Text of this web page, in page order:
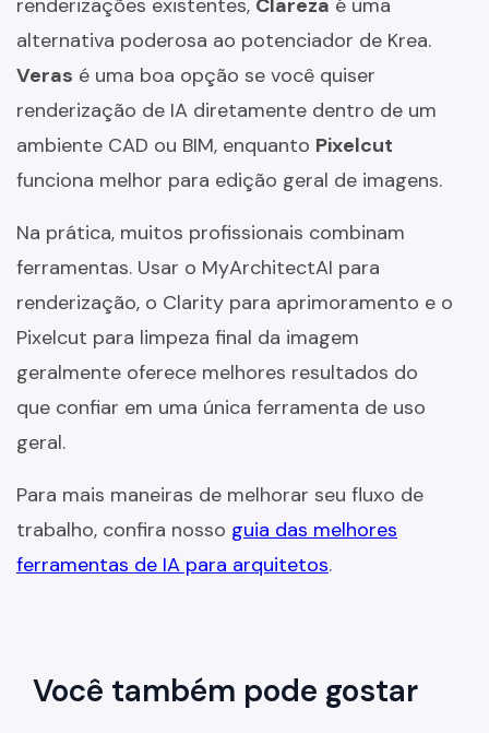
alternativa poderosa ao potenciador de Krea.
Veras é uma boa opção se você quiser
renderização de IA diretamente dentro de um
ambiente CAD ou BIM, enquanto Pixelcut
funciona melhor para edição geral de imagens.
Na prática, muitos profissionais combinam
ferramentas. Usar o MyArchitectAI para
renderização, o Clarity para aprimoramento e o
Pixelcut para limpeza final da imagem
geralmente oferece melhores resultados do
que confiar em uma única ferramenta de uso
geral.
Para mais maneiras de melhorar seu fluxo de
trabalho, confira nosso guia das melhores
ferramentas de IA para arquitetos.
Você também pode gostar